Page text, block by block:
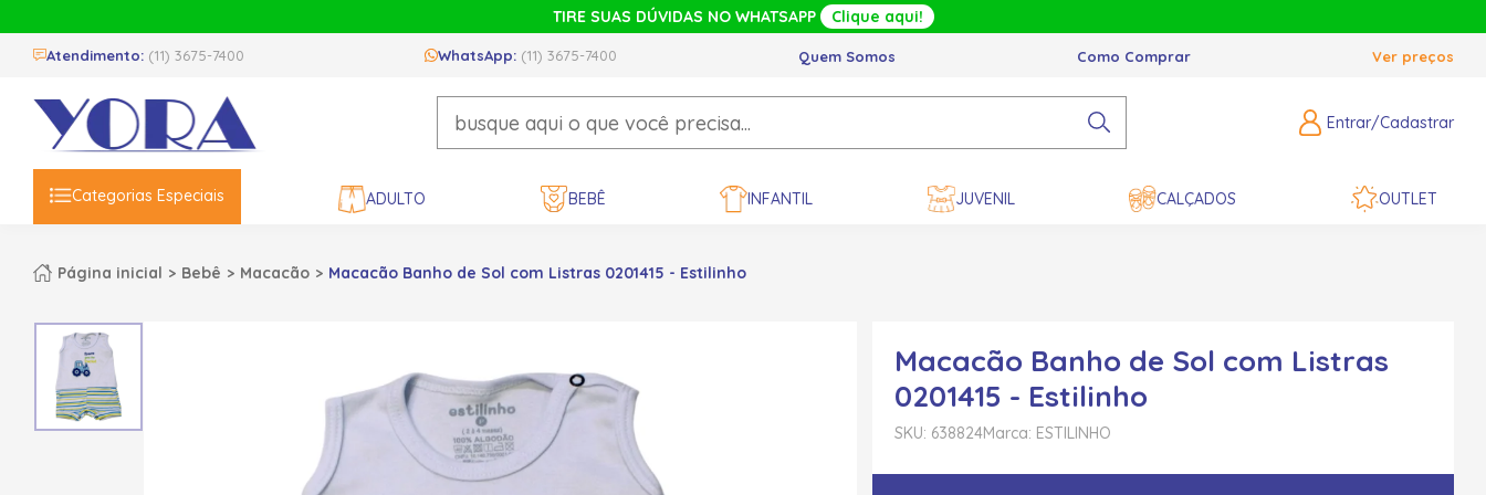
TIRE SUAS DÚVIDAS NO WHATSAPP Clique aqui!
Atendimento: (11) 3675-7400 WhatsApp: (11) 3675-7400 Quem Somos Como Comprar Ver preços
Entrar/Cadastrar
Categorias Especiais ADULTO BEBÊ INFANTIL JUVENIL CALÇADOS OUTLET
Página inicial Bebê Macacão Macacão Banho de Sol com Listras 0201415 - Estilinho
Macacão Banho de Sol com Listras
0201415 - Estilinho
SKU: 638824Marca: ESTILINHO